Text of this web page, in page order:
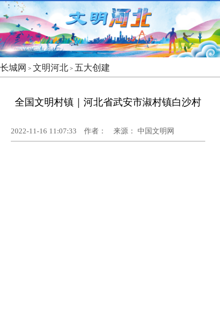
长城网 > 文明河北 > 五大创建
全国文明村镇｜河北省武安市淑村镇白沙村
2022-11-16 11:07:33 作者： 来源： 中国文明网